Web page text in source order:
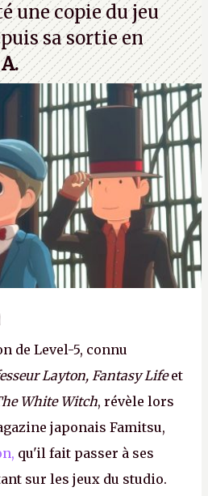
une copie du jeu
sa sortie en
A.
de Level-5, connu
Layton, Fantasy Lifeet
White Witch, révèle lors
japonais Famitsu,
qu'il fait passer à ses
sur les jeux du studio.